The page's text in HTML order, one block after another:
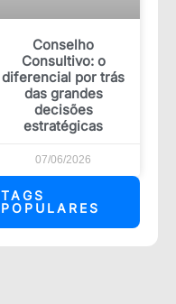
Conselho
Consultivo: o
diferencial por trás
das grandes
decisões
estratégicas
07/06/2026
TAGS
POPULARES